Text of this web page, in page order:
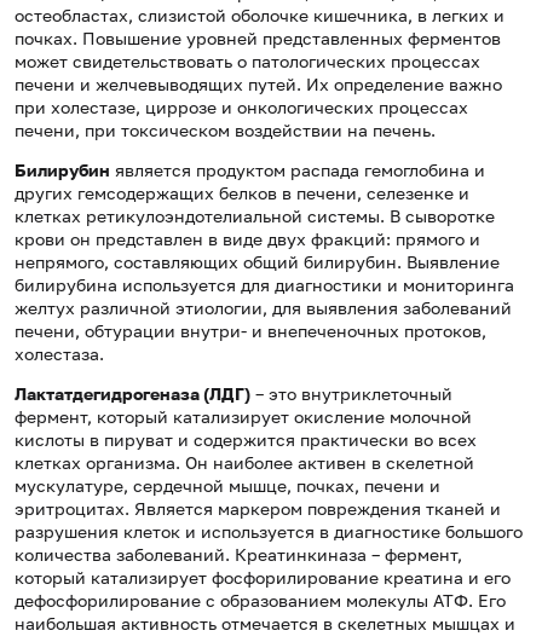
остеобластах, слизистой оболочке кишечника, в легких и
почках. Повышение уровней представленных ферментов
может свидетельствовать о патологических процессах
печени и желчевыводящих путей. Их определение важно
при холестазе, циррозе и онкологических процессах
печени, при токсическом воздействии на печень.
Билирубин является продуктом распада гемоглобина и
других гемсодержащих белков в печени, селезенке и
клетках ретикулоэндотелиальной системы. В сыворотке
крови он представлен в виде двух фракций: прямого и
непрямого, составляющих общий билирубин. Выявление
билирубина используется для диагностики и мониторинга
желтух различной этиологии, для выявления заболеваний
печени, обтурации внутри- и внепеченочных протоков,
холестаза.
Лактатдегидрогеназа (ЛДГ) – это внутриклеточный
фермент, который катализирует окисление молочной
кислоты в пируват и содержится практически во всех
клетках организма. Он наиболее активен в скелетной
мускулатуре, сердечной мышце, почках, печени и
эритроцитах. Является маркером повреждения тканей и
разрушения клеток и используется в диагностике большого
количества заболеваний. Креатинкиназа – фермент,
который катализирует фосфорилирование креатина и его
дефосфорилирование с образованием молекулы АТФ. Его
наибольшая активность отмечается в скелетных мышцах и